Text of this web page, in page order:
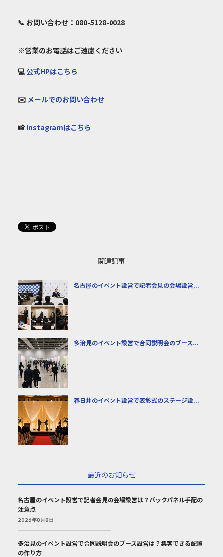
📞 お問い合わせ：080-5128-0028
※営業のお電話はご遠慮ください
💻公式HPはこちら
✉️ メールでのお問い合わせ
📸Instagramはこちら
───────────────────
関連記事
名古屋のイベント設営で記者会見の会場設営...
多治見のイベント設営で合同説明会のブース...
春日井のイベント設営で表彰式のステージ設...
最近のお知らせ
名古屋のイベント設営で記者会見の会場設営は？バックパネル手配の
注意点
2026年8月8日
多治見のイベント設営で合同説明会のブース設営は？集客できる配置
の作り方